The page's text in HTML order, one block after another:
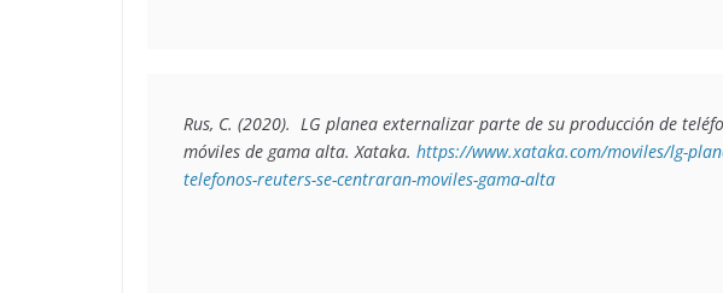
Rus, C. (2020). LG planea externalizar parte de su producción de
móviles de gama alta. Xataka. https://www.xataka.com/moviles/lg-
telefonos-reuters-se-centraran-moviles-gama-alta